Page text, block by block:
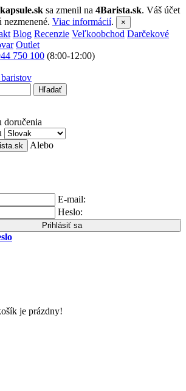
sa zmenil na 4Barista.sk. Váš účet
nezmenené. Viac informácií. ×
Blog Recenzie Veľkoobchod Darčekové
Outlet
750 100 (8:00-12:00)
Hľadať
doručenia
Alebo
E-mail:
Heslo:
Prihlásiť sa
je prázdny!